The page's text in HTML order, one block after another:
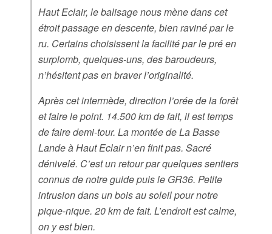
Haut Eclair, le balisage nous mène dans cet
étroit passage en descente, bien raviné par le
ru. Certains choisissent la facilité par le pré en
surplomb, quelques-uns, des baroudeurs,
n’hésitent pas en braver l’originalité.
Après cet intermède, direction l’orée de la forêt
et faire le point. 14.500 km de fait, il est temps
de faire demi-tour. La montée de La Basse
Lande à Haut Eclair n’en finit pas. Sacré
dénivelé. C’est un retour par quelques sentiers
connus de notre guide puis le GR36. Petite
intrusion dans un bois au soleil pour notre
pique-nique. 20 km de fait. L’endroit est calme,
on y est bien.